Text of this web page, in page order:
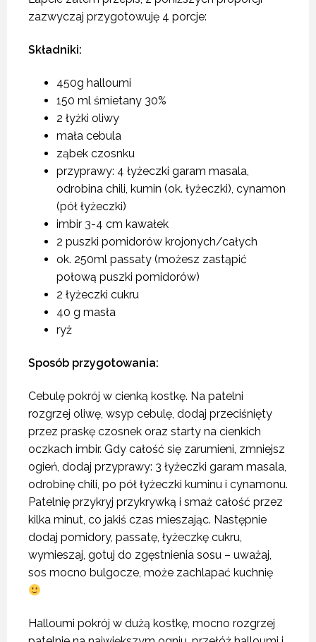
zazwyczaj przygotowuję 4 porcje:
Składniki:
450g halloumi
150 ml śmietany 30%
2 łyżki oliwy
mała cebula
ząbek czosnku
przyprawy: 4 łyżeczki garam masala,
odrobina chili, kumin (ok. łyżeczki), cynamon
(pół łyżeczki)
imbir 3-4 cm kawałek
2 puszki pomidorów krojonych/całych
ok. 250ml passaty (możesz zastąpić
połową puszki pomidorów)
2 łyżeczki cukru
40 g masła
ryż
Sposób przygotowania:
Cebulę pokrój w cienką kostkę. Na patelni
rozgrzej oliwę, wsyp cebulę, dodaj przeciśnięty
przez praskę czosnek oraz starty na cienkich
oczkach imbir. Gdy całość się zarumieni, zmniejsz
ogień, dodaj przyprawy: 3 łyżeczki garam masala,
odrobinę chili, po pół łyżeczki kuminu i cynamonu.
Patelnię przykryj przykrywką i smaż całość przez
kilka minut, co jakiś czas mieszając. Następnie
dodaj pomidory, passatę, łyżeczkę cukru,
wymieszaj, gotuj do zgęstnienia sosu – uważaj,
sos mocno bulgocze, może zachlapać kuchnię
Halloumi pokrój w dużą kostkę, mocno rozgrzej